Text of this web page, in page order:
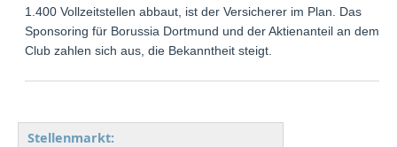
1.400 Vollzeitstellen abbaut, ist der Versicherer im Plan. Das
Sponsoring für Borussia Dortmund und der Aktienanteil an dem
Club zahlen sich aus, die Bekanntheit steigt.
Stellenmarkt: